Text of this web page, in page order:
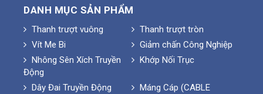
DANH MỤC SẢN PHẨM
Thanh trượt vuông
Thanh trượt tròn
Vít Me Bi
Giảm chấn Công Nghiệp
Nhông Sên Xích Truyền
Động
Khớp Nối Trục
Dây Đai Truyền Động
Máng Cáp (CABLE